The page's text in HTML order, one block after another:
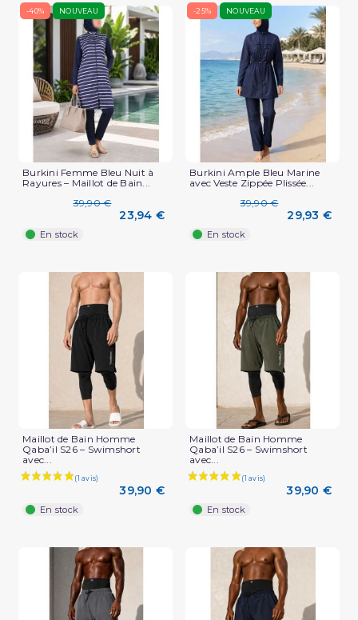
-40% NOUVEAU
Burkini Femme Bleu Nuit à
Rayures – Maillot de Bain...
39,90 €
23,94 €
En stock
-25% NOUVEAU
Burkini Ample Bleu Marine
avec Veste Zippée Plissée...
39,90 €
29,93 €
En stock
Maillot de Bain Homme
Qaba’il S26 – Swimshort
avec...
39,90 €
En stock
Maillot de Bain Homme
Qaba’il S26 – Swimshort
avec...
39,90 €
En stock